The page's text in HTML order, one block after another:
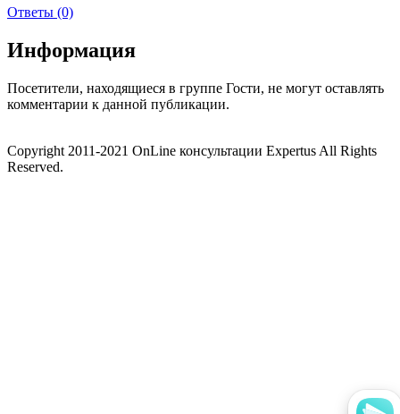
Ответы (0)
Информация
Посетители, находящиеся в группе Гости, не могут оставлять
комментарии к данной публикации.
Copyright 2011-2021 OnLine консультации Expertus All Rights
Reserved.